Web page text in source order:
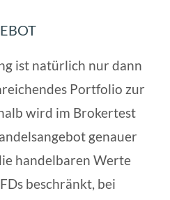
ist natürlich nur dann
Portfolio zur
wird im Brokertest
genauer
handelbaren Werte
beschränkt, bei